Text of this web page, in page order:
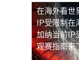
在海外看世
IP受限制在
加纳当前IP
观赛指南来